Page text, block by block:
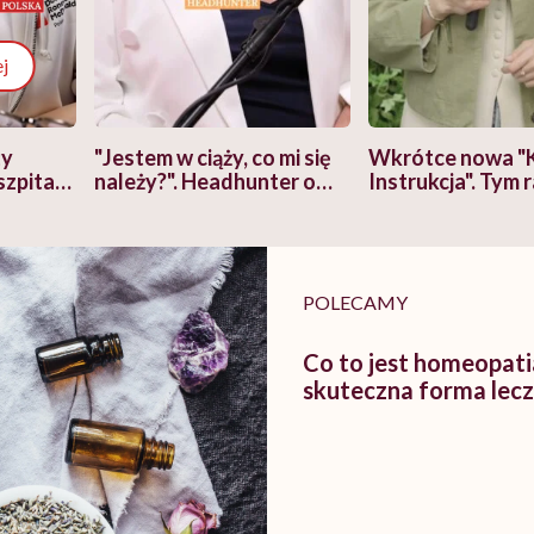
"Jestem w ciąży, co mi się
należy?". Headhunter o
pracy
Wkrótce nowa
Instrukcja". Tym
POLECAMY
Co to jest
skuteczna forma